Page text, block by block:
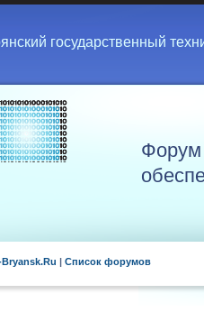
государственный
Bryansk.Ru | Список форумов